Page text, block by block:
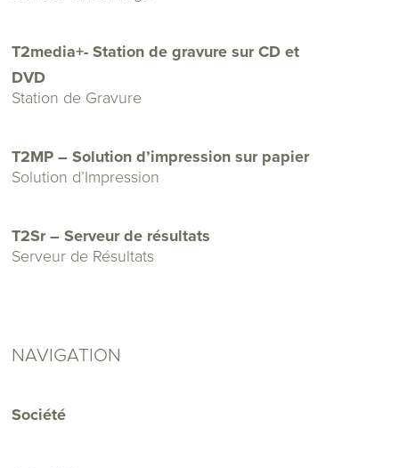
T2media+- Station de gravure sur CD et
DVD
Station de Gravure
T2MP – Solution d’impression sur papier
Solution d’Impression
T2Sr – Serveur de résultats
Serveur de Résultats
NAVIGATION
Société